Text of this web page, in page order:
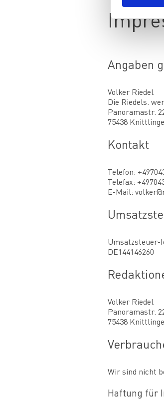
Angaben
Volker Riedel
Die Riedels.
Panoramastr.
75438
Kontakt
Telefon:
Telefax:
E-Mail:
Umsatzsteuer-
DE144146260
Volker Riedel
Panoramastr.
75438
Wir sind nicht
Haftung für